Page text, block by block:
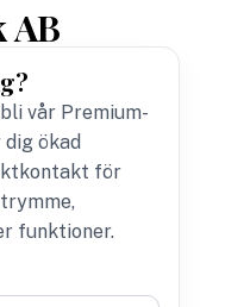
AB
vår Premium-
ökad
för
funktioner.